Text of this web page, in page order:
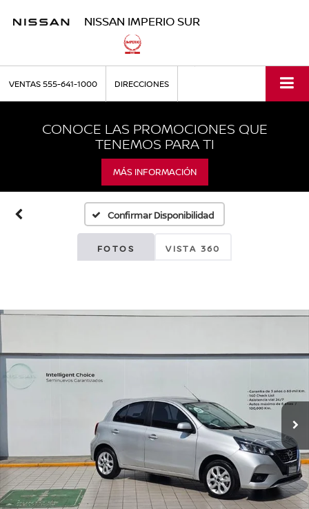
NISSAN IMPERIO SUR
VENTAS555-641-1000 DIRECCIONES
CONOCE LAS PROMOCIONES QUE
TENEMOS PARA TI
MÁS INFORMACIÓN
Confirmar Disponibilidad
FOTOS VISTA 360